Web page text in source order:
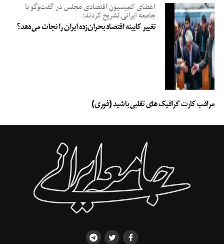
اعضای کمیسیون اقتصادی مجلس در گفت‌وگو با
جامعه ایرانی تشریح کردند:
تغییر کابینه اقتصاد بحران‌زده ایران را نجات می‌دهد؟
مراقب کارت گرافیک های تقلبی باشید (فوری)